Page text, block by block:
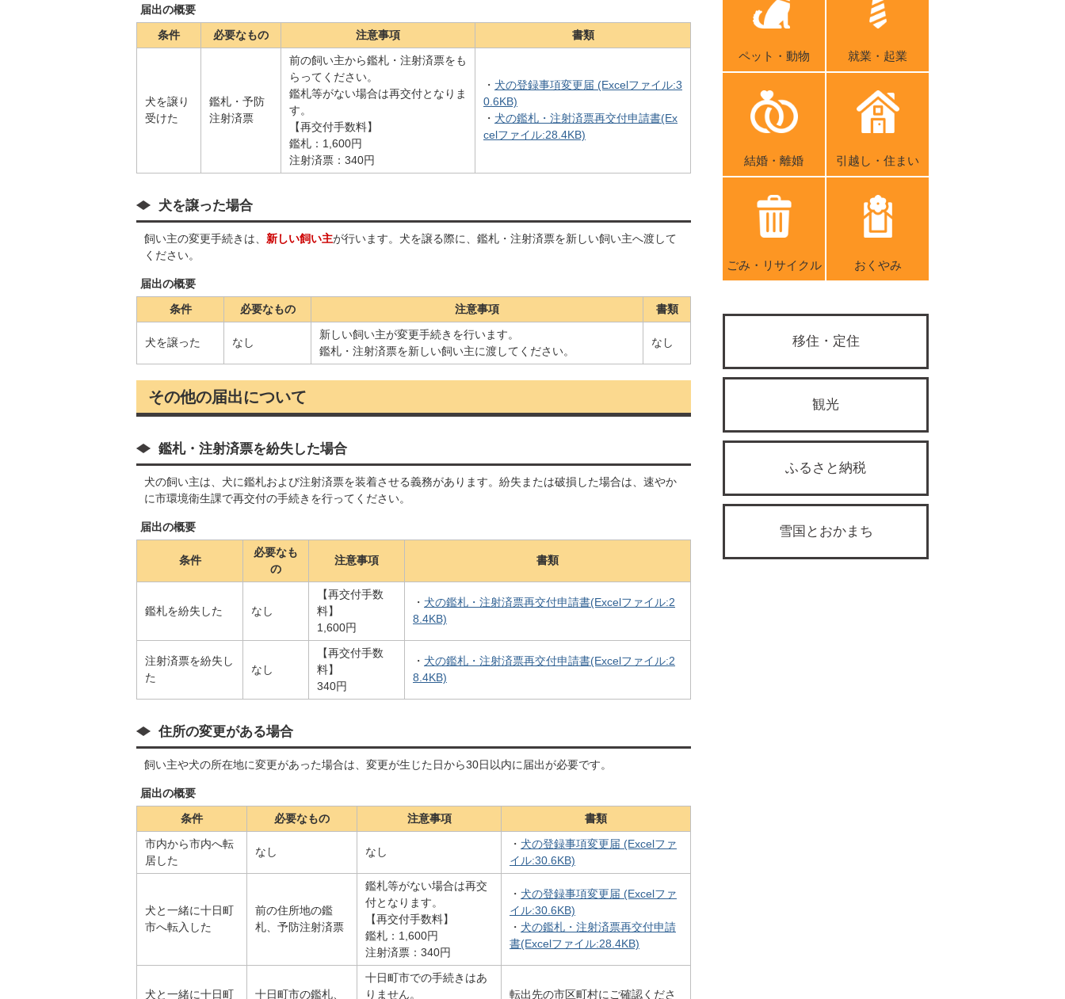
届出の概要
条件
必要なもの 注意事項 書類
犬を譲り
受けた
鑑札・予防
注射済票
前の飼い主から鑑札・注射済票をも
らってください。
鑑札等がない場合は再交付となりま
す。
【再交付手数料】
鑑札：1,600円
注射済票：340円
・ 犬の登録事項変更届 (Excelファイル:3
0.6KB)
・ 犬の鑑札・注射済票再交付申請書(Ex
celファイル:28.4KB)
犬を譲った場合
飼い主の変更手続きは、 新しい飼い主が行います。犬を譲る際に、鑑札・注射済票を新しい飼い主へ渡して
ください。
届出の概要
条件
必要なもの 注意事項 書類
犬を譲った なし
新しい飼い主が変更手続きを行います。
鑑札・注射済票を新しい飼い主に渡してください。
なし
その他の届出について
鑑札・注射済票を紛失した場合
犬の飼い主は、犬に鑑札および注射済票を装着させる義務があります。紛失または破損した場合は、速やか
に市環境衛生課で再交付の手続きを行ってください。
届出の概要
条件
必要なも
の
注意事項 書類
鑑札を紛失した なし
【再交付手数
料】
1,600円
・ 犬の鑑札・注射済票再交付申請書(Excelファイル:2
8.4KB)
注射済票を紛失し
た
なし
【再交付手数
料】
340円
・ 犬の鑑札・注射済票再交付申請書(Excelファイル:2
8.4KB)
住所の変更がある場合
飼い主や犬の所在地に変更があった場合は、変更が生じた日から30日以内に届出が必要です。
届出の概要
条件
必要なもの 注意事項
書類
市内から市内へ転
居した
なし なし
・ 犬の登録事項変更届 (Excelファ
イル:30.6KB)
犬と一緒に十日町
市へ転入した
前の住所地の鑑
札、予防注射済票
鑑札等がない場合は再交
付となります。
【再交付手数料】
鑑札：1,600円
注射済票：340円
・ 犬の登録事項変更届 (Excelファ
イル:30.6KB)
・ 犬の鑑札・注射済票再交付申請
書(Excelファイル:28.4KB)
犬と一緒に十日町 十日町市の鑑札、
十日町市での手続きはあ
りません。
転出先の市区町村にご確認くださ
ペット・動物 就業・起業
結婚・離婚 引越し・住まい
ごみ・リサイクル おくやみ
移住・定住
観光
ふるさと納税
雪国とおかまち